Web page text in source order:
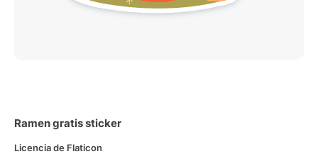
Ramen gratis sticker
Licencia de Flaticon